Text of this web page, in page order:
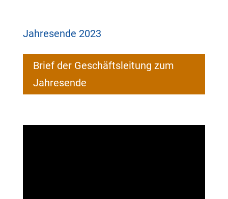
Jahresende 2023
Brief der Geschäftsleitung zum
Jahresende